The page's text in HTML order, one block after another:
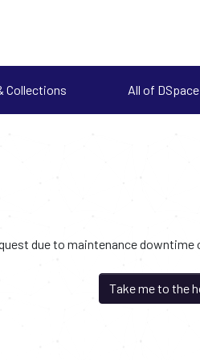
Collections All of DSpace
due to maintenance
Take me to the